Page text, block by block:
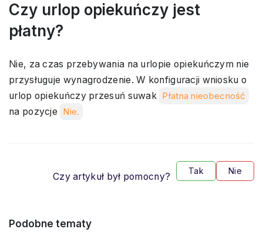
Czy urlop opiekuńczy jest
płatny?
Nie, za czas przebywania na urlopie opiekuńczym nie
przysługuje wynagrodzenie. W konfiguracji wniosku o
urlop opiekuńczy przesuń suwak Płatna nieobecność
na pozycje Nie.
Nie
Tak
Czy artykuł był pomocny?
Podobne tematy